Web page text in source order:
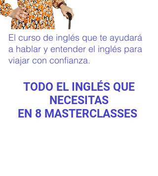
El curso de inglés que te ayudará
a hablar y entender el inglés para
viajar con confianza.
TODO EL INGLÉS QUE
NECESITAS
EN 8 MASTERCLASSES